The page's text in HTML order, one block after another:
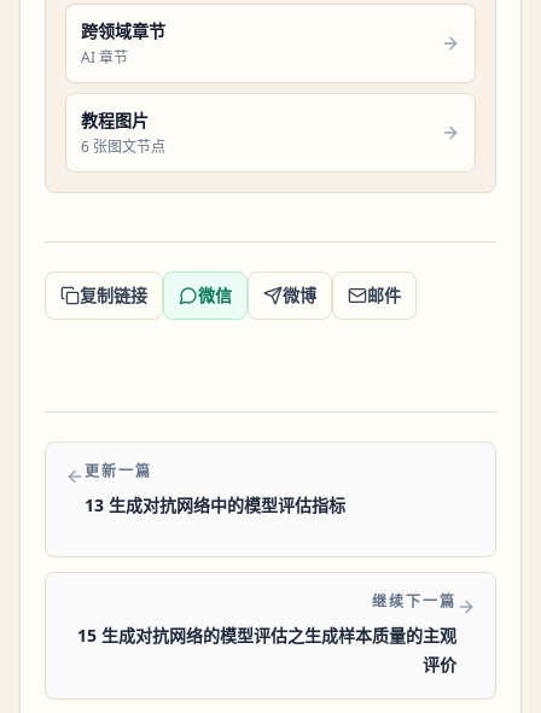
跨领域章节
AI 章节
教程图片
6 张图文节点
复制链接 微信 微博 邮件
更新一篇
13 生成对抗网络中的模型评估指标
继续下一篇
15 生成对抗网络的模型评估之生成样本质量的主观
评价